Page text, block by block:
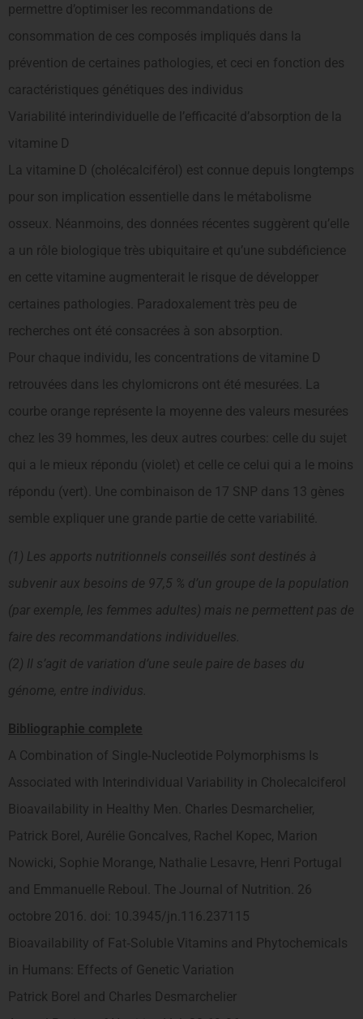
permettre d’optimiser les recommandations de
consommation de ces composés impliqués dans la
prévention de certaines pathologies, et ceci en fonction des
caractéristiques génétiques des individus
Variabilité interindividuelle de l’efficacité d’absorption de la
vitamine D
La vitamine D (cholécalciférol) est connue depuis longtemps
pour son implication essentielle dans le métabolisme
osseux. Néanmoins, des données récentes suggèrent qu’elle
a un rôle biologique très ubiquitaire et qu’une subdéficience
en cette vitamine augmenterait le risque de développer
certaines pathologies. Paradoxalement très peu de
recherches ont été consacrées à son absorption.
Pour chaque individu, les concentrations de vitamine D
retrouvées dans les chylomicrons ont été mesurées. La
courbe orange représente la moyenne des valeurs mesurées
chez les 39 hommes, les deux autres courbes: celle du sujet
qui a le mieux répondu (violet) et celle ce celui qui a le moins
répondu (vert). Une combinaison de 17 SNP dans 13 gènes
semble expliquer une grande partie de cette variabilité.
(1) Les apports nutritionnels conseillés sont destinés à
subvenir aux besoins de 97,5 % d’un groupe de la population
(par exemple, les femmes adultes) mais ne permettent pas de
faire des recommandations individuelles.
(2) Il s’agit de variation d’une seule paire de bases du
génome, entre individus.
Bibliographie complete
A Combination of Single‐Nucleotide Polymorphisms Is
Associated with Interindividual Variability in Cholecalciferol
Bioavailability in Healthy Men. Charles Desmarchelier,
Patrick Borel, Aurélie Goncalves, Rachel Kopec, Marion
Nowicki, Sophie Morange, Nathalie Lesavre, Henri Portugal
and Emmanuelle Reboul. The Journal of Nutrition. 26
octobre 2016. doi: 10.3945/jn.116.237115
Bioavailability of Fat‐Soluble Vitamins and Phytochemicals
in Humans: Effects of Genetic Variation
Patrick Borel and Charles Desmarchelier